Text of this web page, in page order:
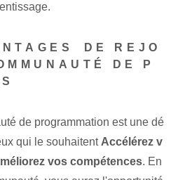
DE REJO
DE P
de programmation⁢ est⁣ une dé
qui le souhaitent⁣ Accélérez v
vos compétences. En